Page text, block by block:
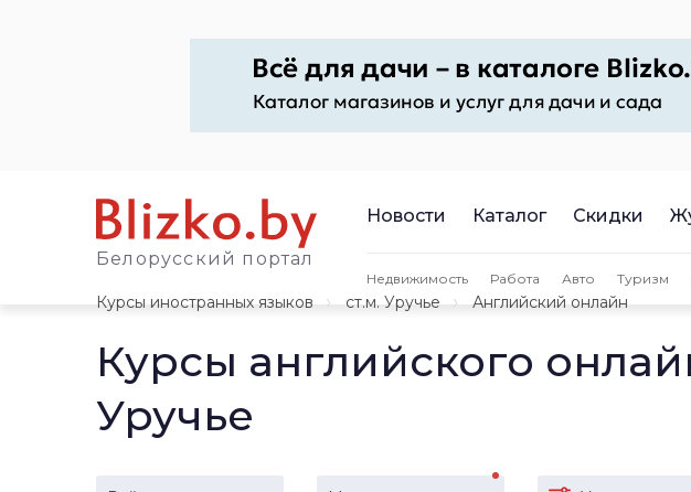
Белорусский портал
Новости Каталог Скидки
Недвижимость Работа Авто Туризм
Курсы иностранных языков
ст.м. Уручье Английский онлайн
Курсы английского
Уручье